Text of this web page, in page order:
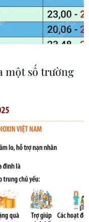
cấm
một số trường